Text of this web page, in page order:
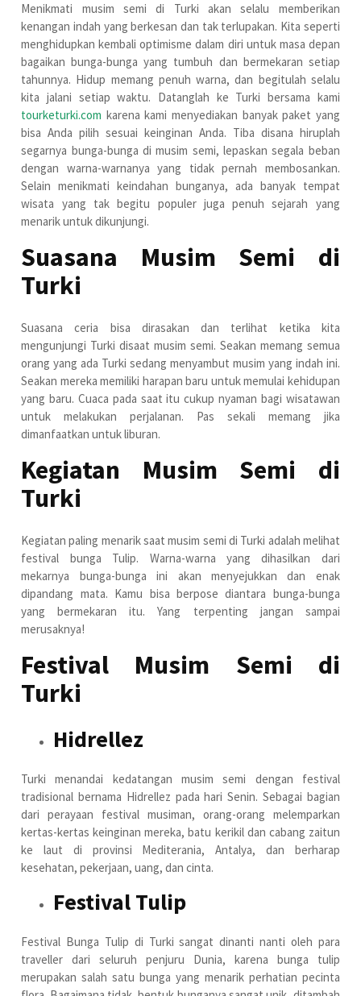
Menikmati musim semi di Turki akan selalu memberikan
kenangan indah yang berkesan dan tak terlupakan. Kita seperti
menghidupkan kembali optimisme dalam diri untuk masa depan
bagaikan bunga-bunga yang tumbuh dan bermekaran setiap
tahunnya. Hidup memang penuh warna, dan begitulah selalu
kita jalani setiap waktu. Datanglah ke Turki bersama kami
tourketurki.com karena kami menyediakan banyak paket yang
bisa Anda pilih sesuai keinginan Anda. Tiba disana hiruplah
segarnya bunga-bunga di musim semi, lepaskan segala beban
dengan warna-warnanya yang tidak pernah membosankan.
Selain menikmati keindahan bunganya, ada banyak tempat
wisata yang tak begitu populer juga penuh sejarah yang
menarik untuk dikunjungi.
Suasana Musim Semi di
Turki
Suasana ceria bisa dirasakan dan terlihat ketika kita
mengunjungi Turki disaat musim semi. Seakan memang semua
orang yang ada Turki sedang menyambut musim yang indah ini.
Seakan mereka memiliki harapan baru untuk memulai kehidupan
yang baru. Cuaca pada saat itu cukup nyaman bagi wisatawan
untuk melakukan perjalanan. Pas sekali memang jika
dimanfaatkan untuk liburan.
Kegiatan Musim Semi di
Turki
Kegiatan paling menarik saat musim semi di Turki adalah melihat
festival bunga Tulip. Warna-warna yang dihasilkan dari
mekarnya bunga-bunga ini akan menyejukkan dan enak
dipandang mata. Kamu bisa berpose diantara bunga-bunga
yang bermekaran itu. Yang terpenting jangan sampai
merusaknya!
Festival Musim Semi di
Turki
Hidrellez
Turki menandai kedatangan musim semi dengan festival
tradisional bernama Hidrellez pada hari Senin. Sebagai bagian
dari perayaan festival musiman, orang-orang melemparkan
kertas-kertas keinginan mereka, batu kerikil dan cabang zaitun
ke laut di provinsi Mediterania, Antalya, dan berharap
kesehatan, pekerjaan, uang, dan cinta.
Festival Tulip
Festival Bunga Tulip di Turki sangat dinanti nanti oleh para
traveller dari seluruh penjuru Dunia, karena bunga tulip
merupakan salah satu bunga yang menarik perhatian pecinta